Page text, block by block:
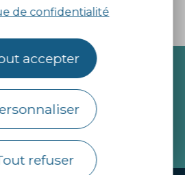
de confidentialité
accepter
refuser
l’actualité des
d’Armor
m'abonne